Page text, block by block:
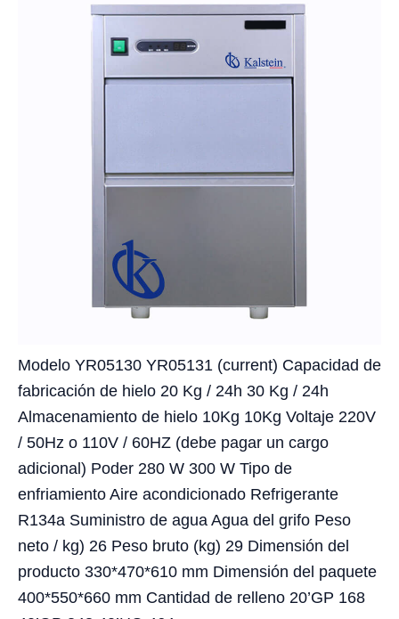
Modelo YR05130 YR05131 (current) Capacidad de
fabricación de hielo 20 Kg / 24h 30 Kg / 24h
Almacenamiento de hielo 10Kg 10Kg Voltaje 220V
/ 50Hz o 110V / 60HZ (debe pagar un cargo
adicional) Poder 280 W 300 W Tipo de
enfriamiento Aire acondicionado Refrigerante
R134a Suministro de agua Agua del grifo Peso
neto / kg) 26 Peso bruto (kg) 29 Dimensión del
producto 330*470*610 mm Dimensión del paquete
400*550*660 mm Cantidad de relleno 20’GP 168